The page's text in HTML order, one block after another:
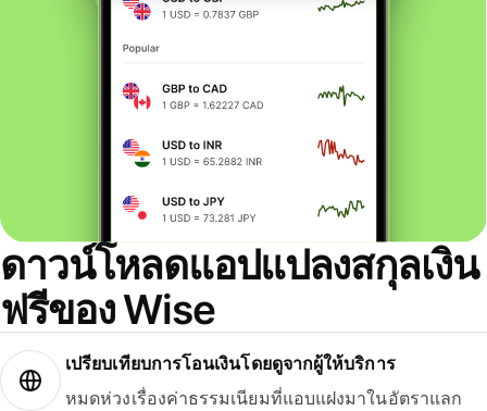
ดาวน์โหลดแอปแปลงสกุลเงิน
ฟรีของ Wise
เปรียบเทียบการโอนเงินโดยดูจากผู้ให้บริการ
หมดห่วงเรื่องค่าธรรมเนียมที่แอบแฝงมาในอัตราแลก